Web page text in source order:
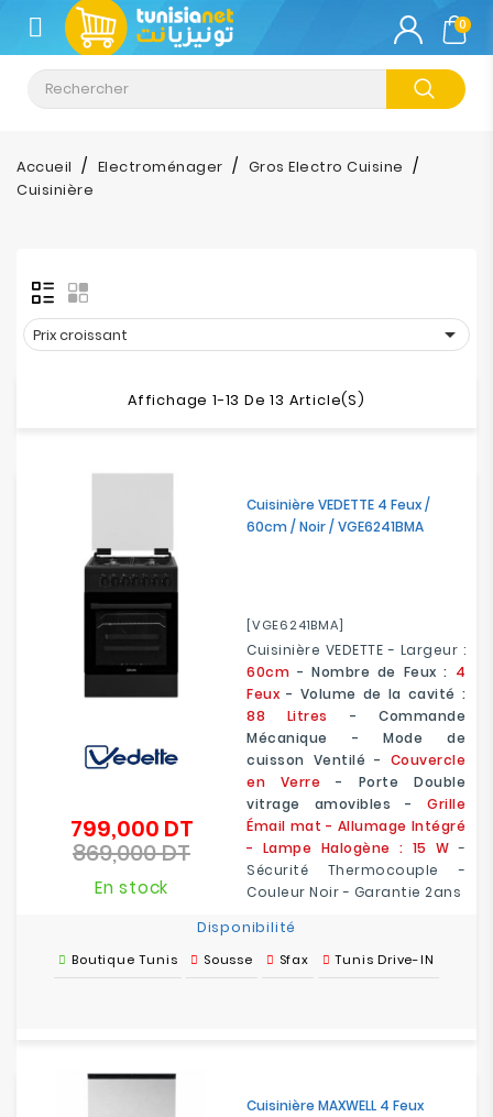
CATÉGORIE
Climatisation
Informatique
Impression
Bureautique
Sécurité
Loisirs
0
Accueil Electroménager
Gros Electro Cuisine
Cuisinière
Prix croissant 
Affichage 1-13 De 13 Article(s)
Cuisinière VEDETTE 4 Feux /
60cm / Noir / VGE6241BMA
[VGE6241BMA]
Cuisinière VEDETTE - Largeur :
60cm - Nombre de Feux : 4
Feux - Volume de la cavité :
88 Litres
- Commande
Mécanique - Mode de
cuisson Ventilé - Couvercle
en Verre - Porte Double
vitrage amovibles -
Grille
Émail mat - Allumage Intégré
- Lampe Halogène : 15 W -
Sécurité Thermocouple -
Couleur Noir - Garantie 2ans
799,000 DTPrix
869,000 DTPrix
En stock
Disponibilité
Boutique Tunis Sousse Sfax Tunis Drive-IN
Cuisinière MAXWELL 4 Feux